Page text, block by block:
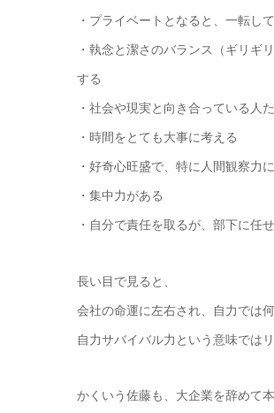
・プライベートとなると、一転し
・執念と潔さのバランス（ギリギ
する
・社会や現実と向き合っている人
・時間をとても大事に考える
・好奇心旺盛で、特に人間観察力
・集中力がある
・自分で責任を取るが、部下に任
長い目で見ると、
会社の命運に左右され、自力では
自力サバイバル力という意味では
かくいう佐藤も、大企業を辞めて